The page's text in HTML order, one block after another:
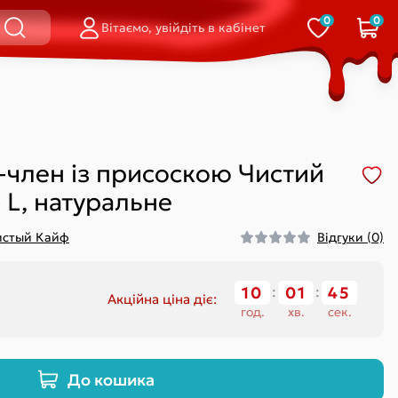
Подвійні (кліторальний-
вагінальні)
Вагінальні
На палець
Вітаємо, увійдіть в кабінет 0 0
із присоскою Чистий
натуральне
Кайф Відгуки (0)
Акційна ціна діє: 10
год.
01
хв.
44
сек.
До кошика